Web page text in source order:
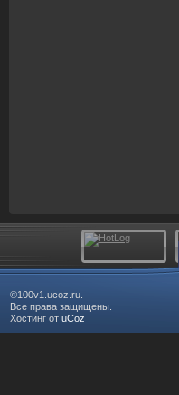
©100v1.ucoz.ru.
Все права защищены.
Хостинг от uCoz